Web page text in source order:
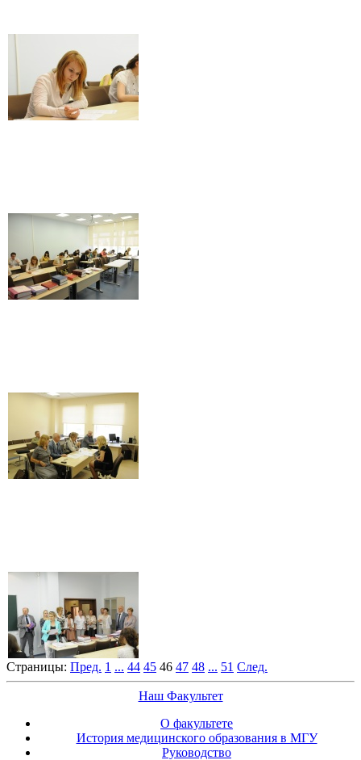
Страницы: Пред. 1 ... 44 45 46 47 48 ... 51 След.
Наш Факультет
О факультете
История медицинского образования в МГУ
Руководство